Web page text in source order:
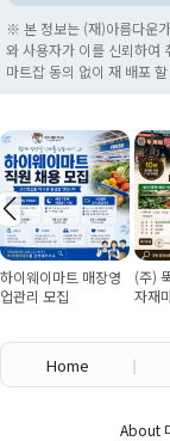
※ 본 정보는 (재)아름다운
와 사용자가 이를 신뢰하여
마트잡 동의 없이 재 배포
매장영
(주) 뚝섬두꺼비왕
자재마트 농산/졍
Home
About